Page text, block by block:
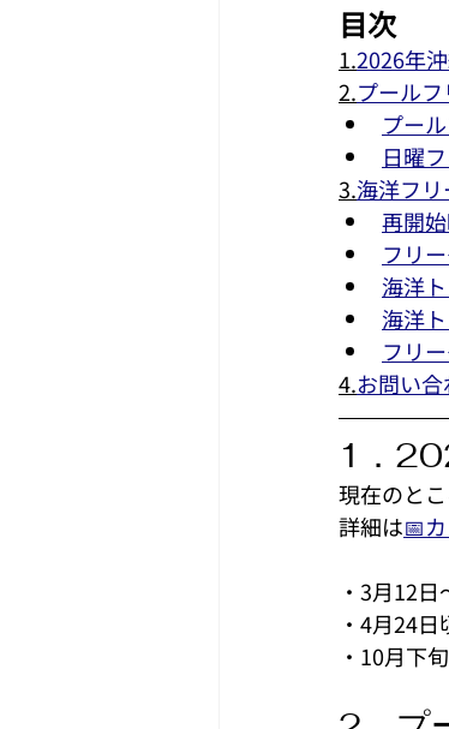
目次
1.2026年
2.プール
プー
日曜
3.海洋フ
再開
フリ
海洋
海洋
フリ
4.お問い
1．
現在のと
詳細は📅
・3月12
・4月24
・10月下